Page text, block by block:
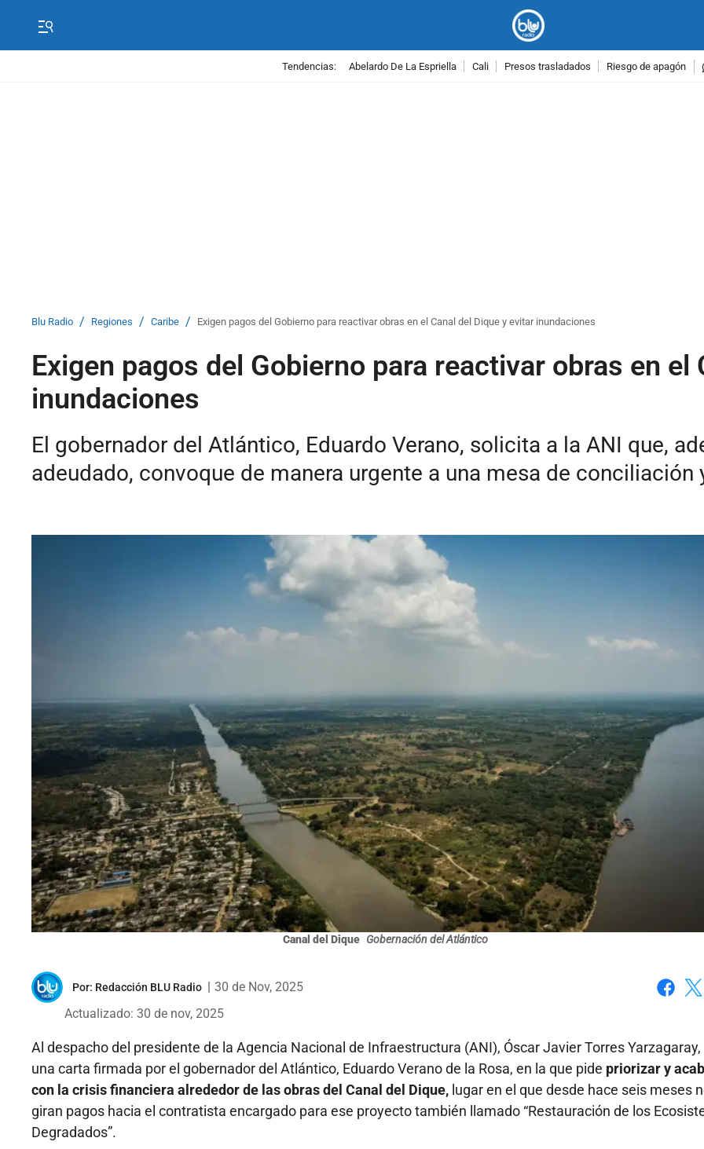
Tendencias: Abelardo De La Espriella Cali Presos trasladados Riesgo de apagón
Blu Radio / Regiones / Caribe / Exigen pagos del Gobierno para reactivar obras en el Canal del Dique y evitar inundaciones
Exigen pagos del Gobierno para reactivar obras en el
inundaciones
El gobernador del Atlántico, Eduardo Verano, solicita a la ANI que,
adeudado, convoque de manera urgente a una mesa de conciliación
Canal del Dique Gobernación del Atlántico
Por: Redacción BLU Radio
30 de Nov, 2025
Actualizado: 30 de nov, 2025
Al despacho del presidente de la Agencia Nacional de Infraestructura (ANI), Óscar Javier Torres
una carta firmada por el gobernador del Atlántico, Eduardo Verano de la Rosa, en la que pide priorizar y
con la crisis financiera alrededor de las obras del Canal del Dique, lugar en el que desde hace seis meses
giran pagos hacia el contratista encargado para ese proyecto también llamado “Restauración de los
Degradados”.